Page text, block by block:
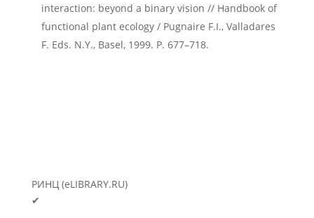
interaction: beyond a binary vision // Handbook of
functional plant ecology / Pugnaire F.I., Valladares
F. Eds. N.Y., Basel, 1999. P. 677–718.
РИНЦ (eLIBRARY.RU)
✔